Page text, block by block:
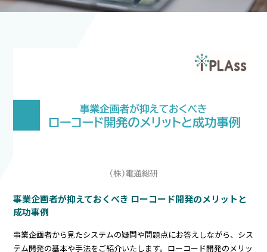
セミナー
事業企画者が抑えておくべき ローコード開発のメリットと
成功事例
事業企画者から見たシステムの疑問や問題点にお答えしながら、シス
テム開発の基本や手法をご紹介いたします。ローコード開発のメリッ